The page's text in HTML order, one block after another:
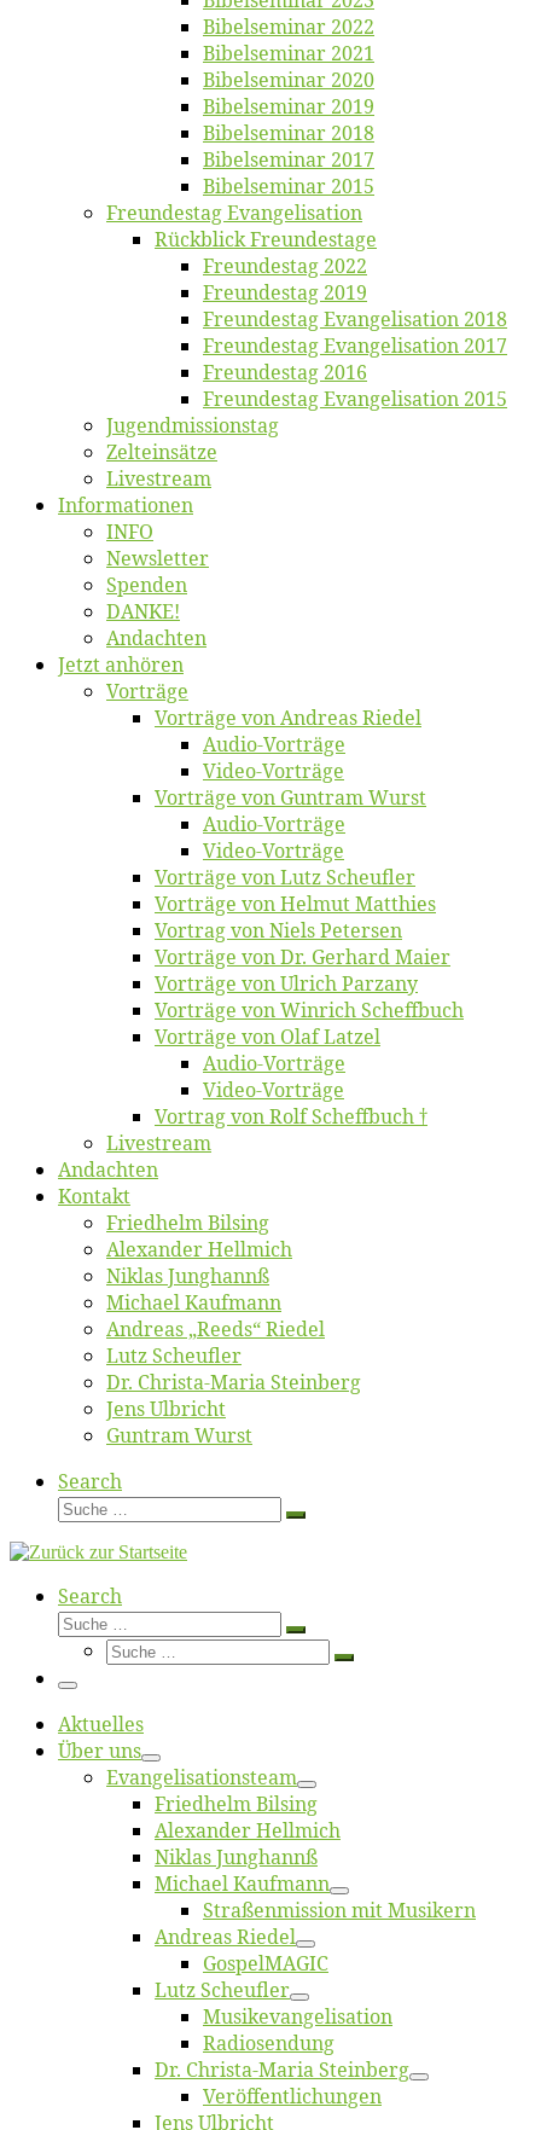
Bi­bel­se­mi­nar 2022
Bi­bel­se­mi­nar 2021
Bi­bel­se­mi­nar 2020
Bi­bel­se­mi­nar 2019
Bi­bel­se­mi­nar 2018
Bibelsemi­nar 2017
Bibelsemi­nar 2015
Freun­des­tag Evangelisation
Rück­blick Freundestage
Freun­des­tag 2022
Freun­des­tag 2019
Freun­des­tag Evan­ge­li­sa­ti­on 2018
Freun­des­tag Evan­ge­li­sa­ti­on 2017
Freun­des­tag 2016
Freun­des­tag Evan­ge­li­sa­ti­on 2015
Jugend­mis­sions­tag
Zelt­ein­sät­ze
Live­stream
Informatio­nen
INFO
News­let­ter
Spen­den
DANKE!
An­dach­ten
Jetzt an­hö­ren
Vor­trä­ge
Vor­trä­ge von An­dre­as Riedel
Au­dio-Vor­trä­ge
Vi­deo-Vor­trä­ge
Vor­trä­ge von Gun­tram Wurst
Au­dio-Vor­trä­ge
Vi­deo-Vor­trä­ge
Vor­trä­ge von Lutz Scheufler
Vor­trä­ge von Hel­mut Matthies
Vor­trag von Niels Petersen
Vor­trä­ge von Dr. Ger­hard Maier
Vor­trä­ge von Ul­rich Parzany
Vor­trä­ge von Win­rich Scheffbuch
Vor­trä­ge von Olaf Latzel
Au­dio-Vor­trä­ge
Vi­deo-Vor­trä­ge
Vor­trag von Rolf Scheffbuch †
Live­stream
An­dach­ten
Kon­takt
Fried­helm Bilsing
Alex­an­der Hellmich
Ni­klas Junghannß
Mi­cha­el Kaufmann
An­dre­as „Reeds“ Riedel
Lutz Scheuf­ler
Dr. Chris­­ta-Ma­ria Steinberg
Jens Ulb­richt
Gun­tram Wurst
Search
Suche
Suche
Search
Suche
Suche
Suche
Suche
Menü
Ak­tu­el­les
Über uns
Evangelisa­tions­team
Fried­helm Bilsing
Alex­an­der Hellmich
Ni­klas Junghannß
Mi­cha­el Kaufmann
Straßenmis­sion mit Musikern
An­dre­as Riedel
Gos­pel­MA­GIC
Lutz Scheuf­ler
Musikevan­ge­li­sa­tion
Ra­dio­sen­dung
Dr. Chris­­ta-Ma­ria Steinberg
Ver­öf­fent­li­chun­gen
Jens Ulb­richt